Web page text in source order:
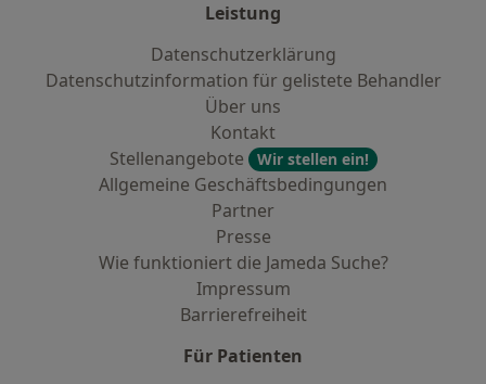
Leistung
Datenschutzerklärung
Datenschutzinformation für gelistete Behandler
Über uns
Kontakt
Stellenangebote
Wir stellen ein!
Allgemeine Geschäftsbedingungen
Partner
Presse
Wie funktioniert die Jameda Suche?
Impressum
Barrierefreiheit
Für Patienten